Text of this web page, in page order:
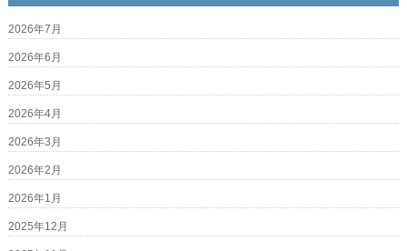
2026年7月
2026年6月
2026年5月
2026年4月
2026年3月
2026年2月
2026年1月
2025年12月